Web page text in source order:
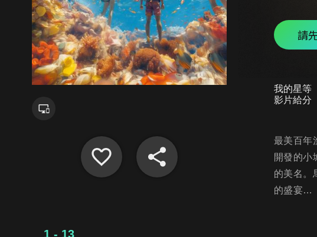
請
我的星等
影片給分
最美百年
開發的小
的美名。
的盛宴…
1 - 13